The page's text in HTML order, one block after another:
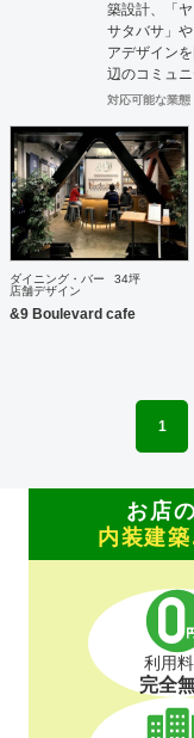
築設計、「
サタバサ」
アデザイン
辺のコミュ
THEBAYS等
を目的では
レンジする
想段階のコ
貫して手掛
対応可能な業態
ダイニング・バー
34坪
店舗デザイン
&9 Boulevard cafe
1
お店
内装建
利用
完全